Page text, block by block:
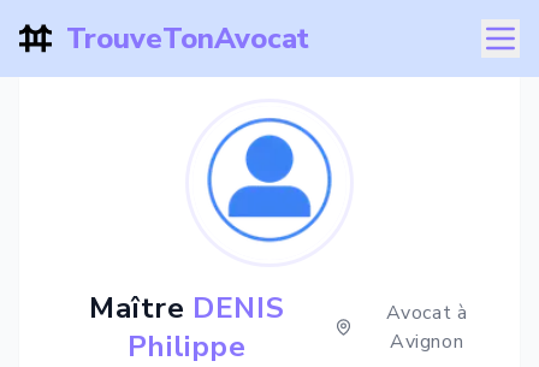
TrouveTonAvocat
Maître DENIS
Philippe
Avocat à
Avignon